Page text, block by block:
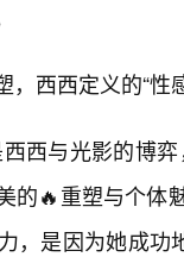
西西定义的“性
西与光影的博
🔥重塑与个体
，是因为她成功